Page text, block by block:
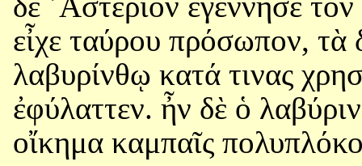
εἶχε ταύρου πρόσωπον, τὰ
λαβυρίνθῳ κατά τινας
ἐφύλαττεν. ἦν δὲ ὁ
οἴκημα καμπαῖς